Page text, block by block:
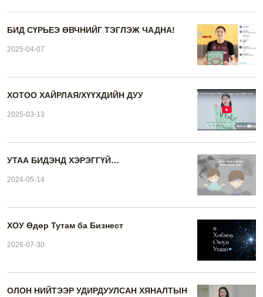
БИД СҮРЬЕЭ ӨВЧНИЙГ ТЭГЛЭЖ ЧАДНА!
2025-04-07
ХОТОО ХАЙРЛАЯ/ХҮҮХДИЙН ДУУ
2025-03-13
УТАА БИДЭНД ХЭРЭГГҮЙ…
2024-05-14
ХОУ Өдөр Тутам ба Бизнест
2026-07-30
ОЛОН НИЙТЭЭР УДИРДУУЛСАН ХЯНАЛТЫН